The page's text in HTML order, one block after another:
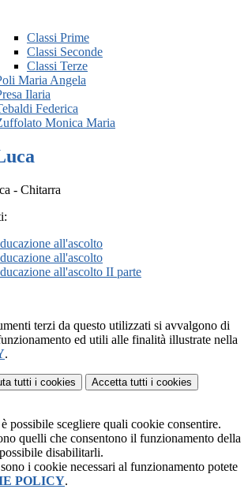
Classi Prime
Classi Seconde
Classi Terze
Maria Angela
Ilaria
Federica
Monica Maria
- Chitarra
all'ascolto
all'ascolto
all'ascolto II parte
terzi da questo utilizzati si avvalgono di
ed utili alle finalità illustrate nella
.
tutti i cookies Accetta tutti i cookies
possibile scegliere quali cookie consentire.
quelli che consentono il funzionamento della
disabilitarli.
i cookie necessari al funzionamento potete
POLICY.